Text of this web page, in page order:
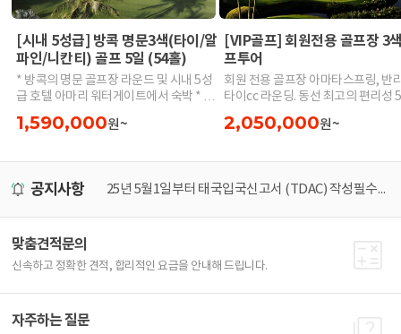
[시내 5성급] 방콕 명문3색(타이/알
파인/니칸티) 골프 5일 (54홀)
* 방콕의 명문 골프장 라운드 및 시내 5성
급 호텔 아마리 워터게이트에서 숙박 * 캐
1,590,000원~
[VIP골프] 회원전용 골프장 3
프투어
회원 전용 골프장 아마타스프링, 반
타이cc 라운딩. 동선 최고의 편리성
싶은 고객에게 좋은 상품입니다.
2,050,000원~
공지사항
널 이전 안내 25년 5월1일부터 태국입국신고서 (TDAC) 작성필수! 가장 쉽게 작성하는 방법
맞춤견적문의
신속하고 정확한 견적, 합리적인 요금을 안내해 드립니다.
자주하는 질문